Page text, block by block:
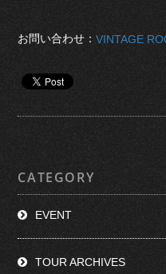
お問い合わせ：VINTAGE
CATEGORY
EVENT
TOUR ARCHIVES